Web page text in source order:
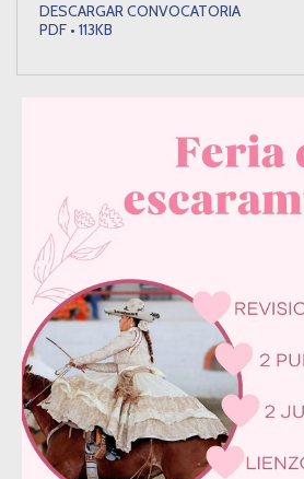
DESCARGAR CONVOCATORIA
PDF • 113KB